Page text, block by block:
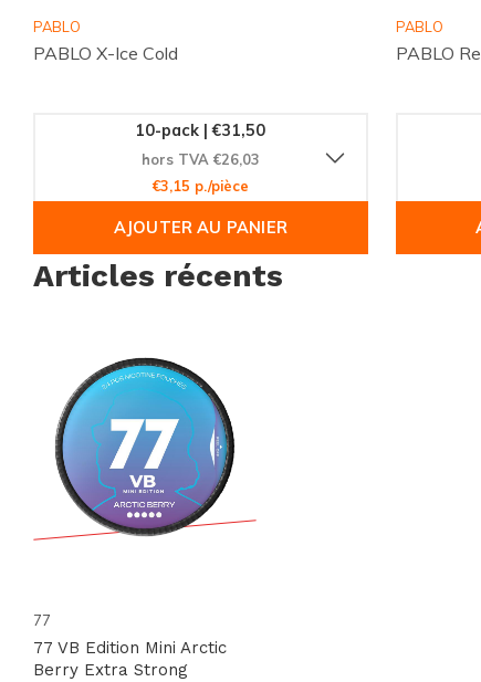
Ne manquez pas l'occasion de découvrir cette innovation
communauté mondiale des clients satisfaits de
PABLO
PABLO X-Ice Cold
10-pack | €31,50
hors TVA €26,03
€3,15 p./pièce
AJOUTER AU PANIER
PABLO
PABLO
Articles récents
77
77 VB Edition Mini Arctic
Berry Extra Strong